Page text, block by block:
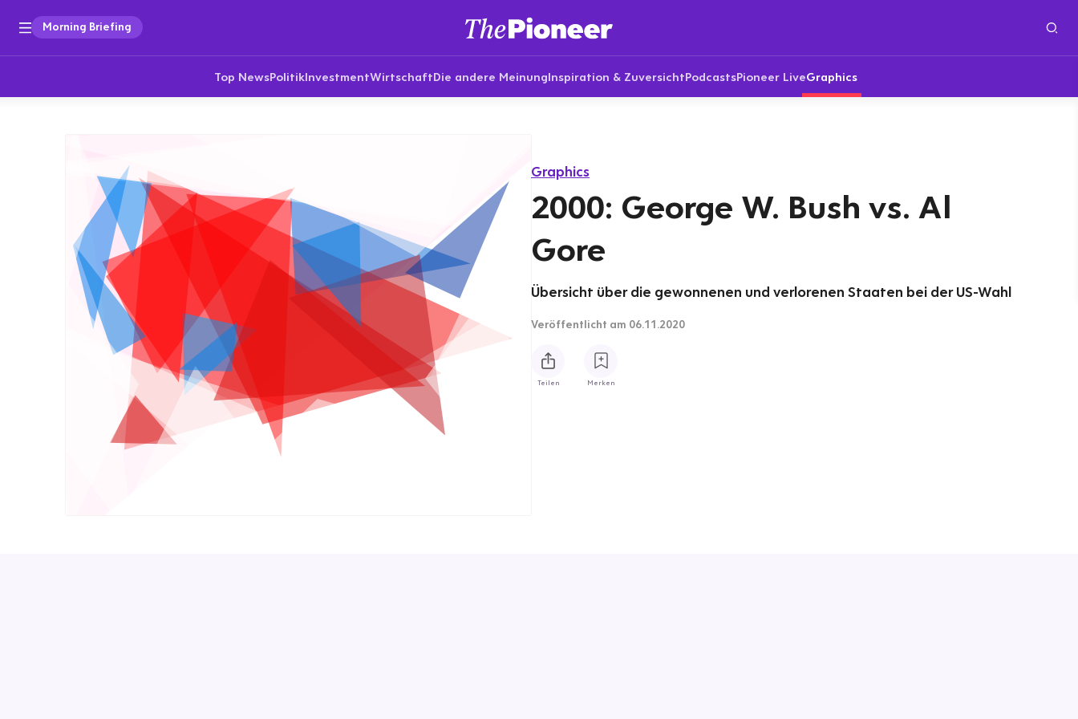
Morning Briefing
Top NewsPolitikInvestmentWirtschaftDie andere MeinungInspiration & ZuversichtPodcastsPioneer LiveGraphics
Graphics
2000: George W. Bush vs. Al
Gore
Übersicht über die gewonnenen und verlorenen Staaten bei der US-Wahl
Veröffentlicht am 06.11.2020
Teilen Merken